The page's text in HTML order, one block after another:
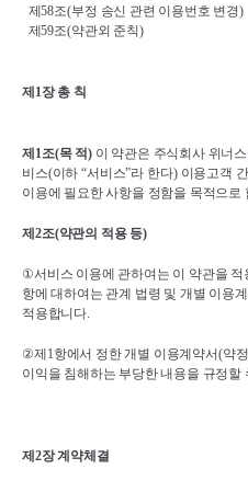
제58조(부정 송신 관련 이용번호 변경)
제59조(약관외 준칙)
제 1장 총 칙
제 1조(목 적) 이 약관은 주식회사 위너
비스(이하 “서비스”라 한다) 이용고객
이용에 필요한 사항을 정함을 목적으로
제 2조(약관의 적용 등)
①서비스 이용에 관하여는 이 약관을 적
항에 대하여는 관계 법령 및 개별 이용
적용합니다.
②제 1항에서 정한 개별 이용계약서(약
이익을 침해하는 부당한 내용을 규정할
제 2장 계약체결